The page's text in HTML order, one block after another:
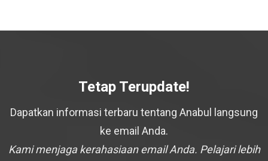
Tetap Terupdate!
Dapatkan informasi terbaru tentang Anabul langsung
ke email Anda.
Kami menjaga kerahasiaan email Anda. Pelajari lebih